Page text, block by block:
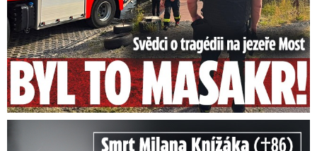
Smrt Milana Knížáka (†86): Co prozradilo neobvyklé parte?